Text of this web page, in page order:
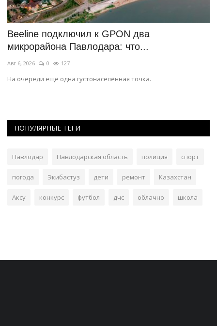
Beeline подключил к GPON два
микрорайона Павлодара: что...
Авг 6, 2026 0 127
На очереди ещё одна густонаселённая точка.
ПОПУЛЯРНЫЕ ТЕГИ
Павлодар Павлодарская область полиция спорт
погода Экибастуз дети ремонт Казахстан
Аксу конкурс футбол дчс облачно школа